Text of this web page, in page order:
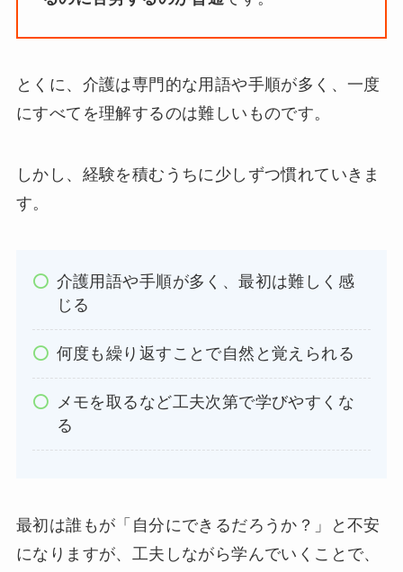
とくに、介護は専門的な用語や手順が多く、一度
にすべてを理解するのは難しいものです。
しかし、経験を積むうちに少しずつ慣れていきま
す。
介護用語や手順が多く、最初は難しく感
じる
何度も繰り返すことで自然と覚えられる
メモを取るなど工夫次第で学びやすくな
る
最初は誰もが「自分にできるだろうか？」と不安
になりますが、工夫しながら学んでいくことで、